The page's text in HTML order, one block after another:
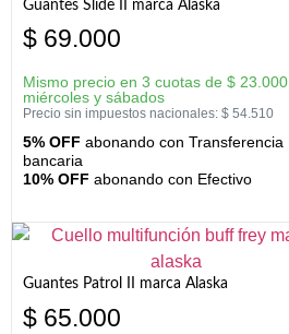
Guantes Slide II marca Alaska
$ 69.000
Mismo precio en 3 cuotas de $ 23.000
miércoles y sábados
Precio sin impuestos nacionales: $ 54.510
5% OFF abonando con Transferencia
bancaria
10% OFF abonando con Efectivo
Guantes Patrol II marca Alaska
$ 65.000